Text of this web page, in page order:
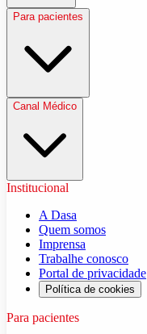
Para pacientes
Canal Médico
Institucional
A Dasa
Quem somos
Imprensa
Trabalhe conosco
Portal de privacidade
Política de cookies
Para pacientes